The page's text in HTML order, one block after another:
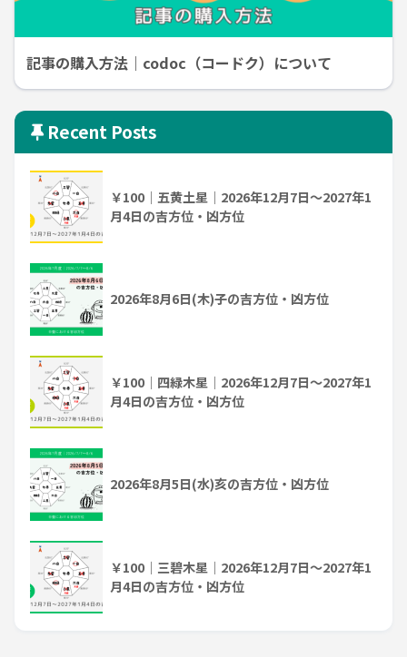
記事の購入方法｜codoc（コードク）について
Recent Posts
￥100｜五黄土星｜2026年12月7日～2027年1
月4日の吉方位・凶方位
2026年8月6日(木)子の吉方位・凶方位
￥100｜四緑木星｜2026年12月7日～2027年1
月4日の吉方位・凶方位
2026年8月5日(水)亥の吉方位・凶方位
￥100｜三碧木星｜2026年12月7日～2027年1
月4日の吉方位・凶方位